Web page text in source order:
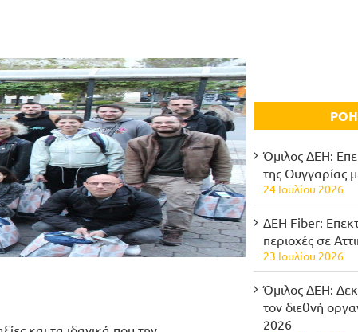
Όμιλος ΔΕΗ:
της Ουγγαρίας
24 Ιουλίου 2026
ΔΕΗ Fiber:
περιοχές σε
23 Ιουλίου 2026
Όμιλος ΔΕΗ:
τον διεθνή
2026